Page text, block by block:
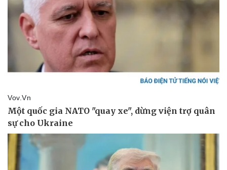
Bóng đá
Lịch thi đấu bóng đá
Thế giới thể thao
eSports
Hậu trường
Ô tô - Xe máy
Tư vấn